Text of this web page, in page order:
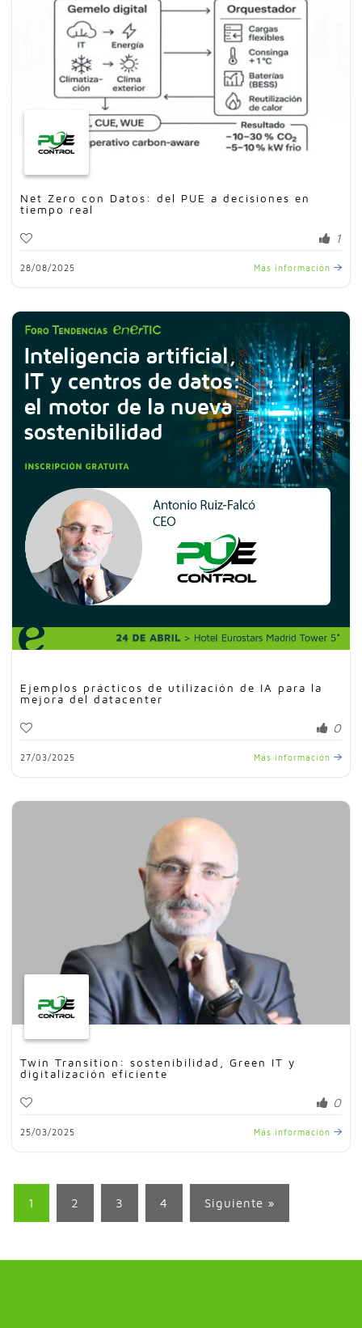
Net Zero con Datos: del PUE a decisiones en
tiempo real
1
28/08/2025 Más información
Ejemplos prácticos de utilización de IA para la
mejora del datacenter
0
27/03/2025 Más información
Twin Transition: sostenibilidad, Green IT y
digitalización eficiente
0
25/03/2025 Más información
1 2 3 4 Siguiente »